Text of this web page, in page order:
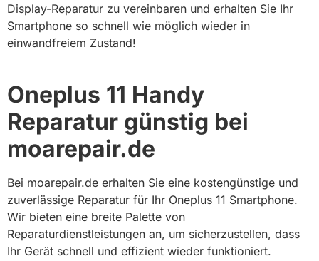
Display-Reparatur zu vereinbaren und erhalten Sie Ihr
Smartphone so schnell wie möglich wieder in
einwandfreiem Zustand!
Oneplus 11 Handy
Reparatur günstig bei
moarepair.de​
Bei moarepair.de erhalten Sie eine kostengünstige und
zuverlässige Reparatur für Ihr Oneplus 11 Smartphone.
Wir bieten eine breite Palette von
Reparaturdienstleistungen an, um sicherzustellen, dass
Ihr Gerät schnell und effizient wieder funktioniert.